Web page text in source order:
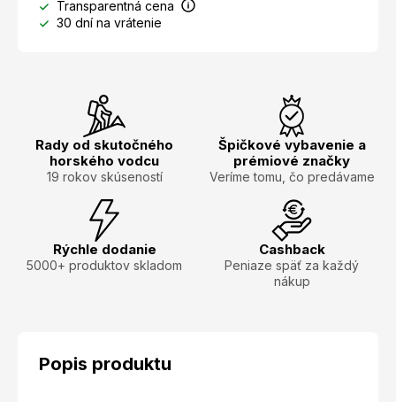
Transparentná cena
30 dní na vrátenie
Rady od skutočného
horského vodcu
19 rokov skúseností
Špičkové vybavenie a
prémiové značky
Veríme tomu, čo predávame
Rýchle dodanie
5000+ produktov skladom
Cashback
Peniaze späť za každý
nákup
Popis produktu